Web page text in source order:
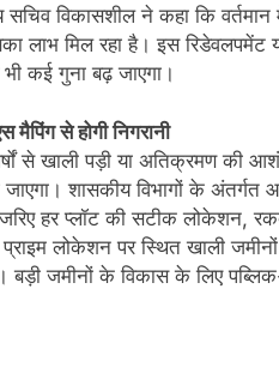
सचिव विकासशील ने कहा कि
लाभ मिल रहा है। इस रिडेवलपमेंट
भी कई गुना बढ़ जाएगा।
से होगी निगरानी
से खाली पड़ी या अतिक्रमण की
शासकीय विभागों के
हर प्लॉट की सटीक लोकेशन,
लोकेशन पर स्थित खाली
बड़ी जमीनों के विकास के लिए